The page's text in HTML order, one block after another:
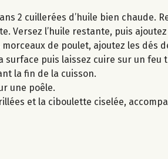
2 cuillerées d’huile bien chaude.
l’huile restante, puis ajoutez
de poulet, ajoutez les dés
surface puis laissez cuire sur un feu
la fin de la cuisson.
une poêle.
et la ciboulette ciselée,